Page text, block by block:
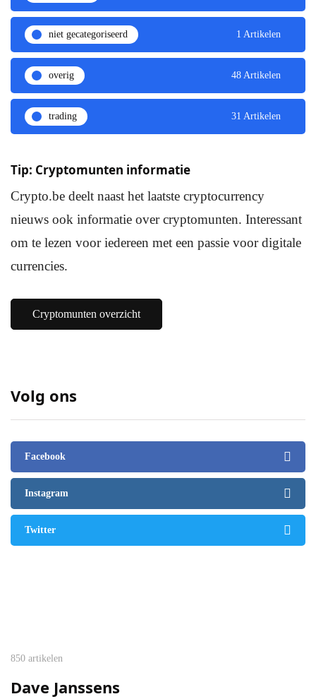
niet gecategoriseerd 1 Artikelen
overig 48 Artikelen
trading 31 Artikelen
Tip: Cryptomunten informatie
Crypto.be deelt naast het laatste cryptocurrency
nieuws ook informatie over cryptomunten. Interessant
om te lezen voor iedereen met een passie voor digitale
currencies.
Cryptomunten overzicht
Volg ons
Facebook
Instagram
Twitter
850 artikelen
Dave Janssens